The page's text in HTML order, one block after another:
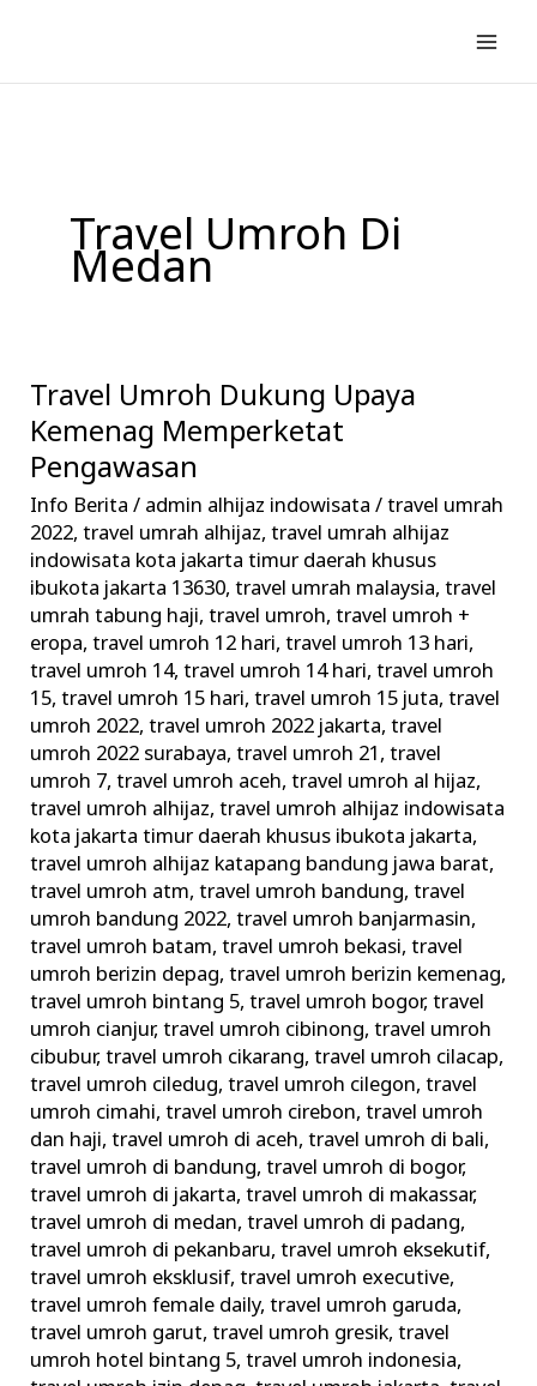
konten
Travel Umroh Di
Medan
Travel Umroh Dukung Upaya
Kemenag Memperketat
Pengawasan
Info Berita / admin alhijaz indowisata/travel umrah
2022,travel umrah alhijaz,travel umrah alhijaz
indowisata kota jakarta timur daerah khusus
ibukota jakarta 13630,travel umrah malaysia,travel
umrah tabung haji,travel umroh,travel umroh +
eropa,travel umroh 12 hari,travel umroh 13 hari,
travel umroh 14,travel umroh 14 hari,travel umroh
15,travel umroh 15 hari,travel umroh 15 juta,travel
umroh 2022,travel umroh 2022 jakarta,travel
umroh 2022 surabaya,travel umroh 21,travel
umroh 7,travel umroh aceh,travel umroh al hijaz,
travel umroh alhijaz,travel umroh alhijaz indowisata
kota jakarta timur daerah khusus ibukota jakarta,
travel umroh alhijaz katapang bandung jawa barat,
travel umroh atm,travel umroh bandung,travel
umroh bandung 2022,travel umroh banjarmasin,
travel umroh batam,travel umroh bekasi,travel
umroh berizin depag,travel umroh berizin kemenag,
travel umroh bintang 5,travel umroh bogor,travel
umroh cianjur,travel umroh cibinong,travel umroh
cibubur,travel umroh cikarang,travel umroh cilacap,
travel umroh ciledug,travel umroh cilegon,travel
umroh cimahi,travel umroh cirebon,travel umroh
dan haji,travel umroh di aceh,travel umroh di bali,
travel umroh di bandung,travel umroh di bogor,
travel umroh di jakarta,travel umroh di makassar,
travel umroh di medan,travel umroh di padang,
travel umroh di pekanbaru,travel umroh eksekutif,
travel umroh eksklusif,travel umroh executive,
travel umroh female daily,travel umroh garuda,
travel umroh garut,travel umroh gresik,travel
umroh hotel bintang 5,travel umroh indonesia,
Travel
Umroh
Dukung
Upaya
Kemenag
Memperketat
Pengawasan